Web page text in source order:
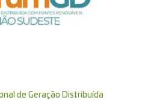
de Geração Distribuída